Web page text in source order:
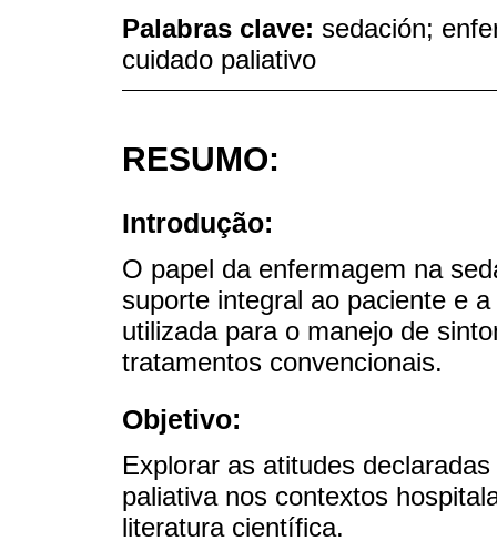
Palabras clave: sedación;
cuidado paliativo
RESUMO:
Introdução:
O papel da enfermagem na
suporte integral ao paciente e
utilizada para o manejo de
tratamentos convencionais.
Objetivo:
Explorar as atitudes
paliativa nos contextos
literatura científica.